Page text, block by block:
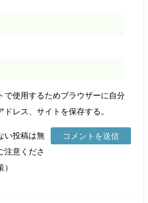
で使用するためブラウザーに自分
レス、サイトを保存する。
い投稿は無
注意くださ